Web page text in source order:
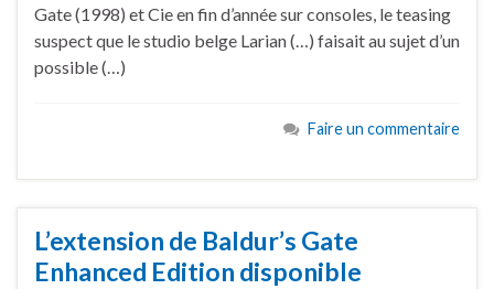
Gate (1998) et Cie en fin d’année sur consoles, le teasing
suspect que le studio belge Larian (…) faisait au sujet d’un
possible (…)
Faire un commentaire
L’extension de Baldur’s Gate
Enhanced Edition disponible